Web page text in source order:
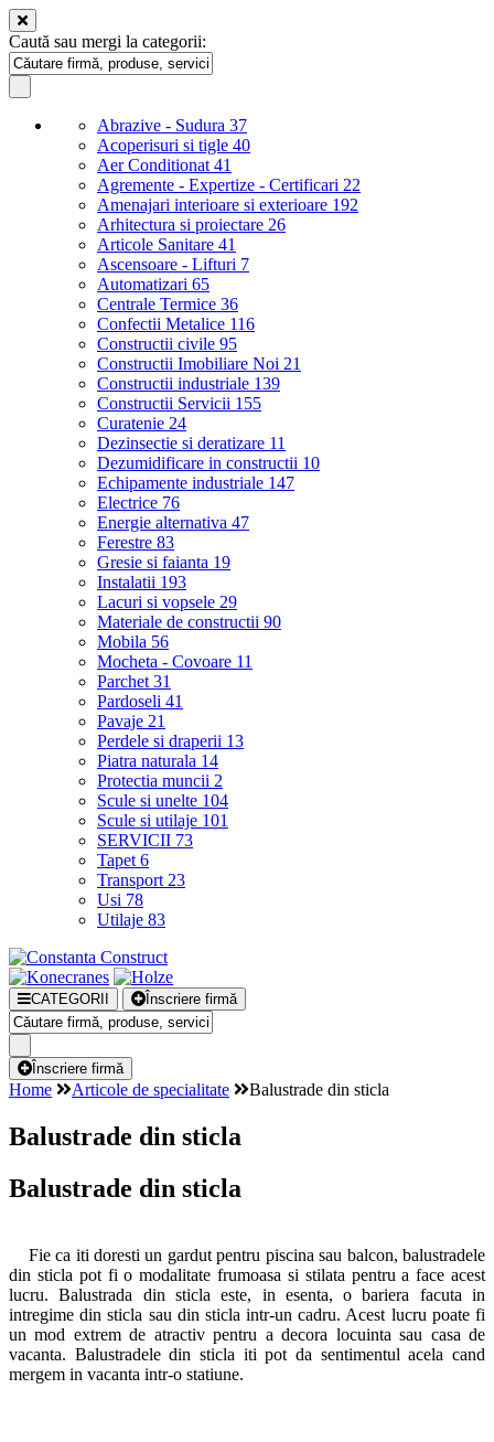
Caută sau mergi la categorii:
Abrazive - Sudura 37
Acoperisuri si tigle 40
Aer Conditionat 41
Agremente - Expertize - Certificari 22
Amenajari interioare si exterioare 192
Arhitectura si proiectare 26
Articole Sanitare 41
Ascensoare - Lifturi 7
Automatizari 65
Centrale Termice 36
Confectii Metalice 116
Constructii civile 95
Constructii Imobiliare Noi 21
Constructii industriale 139
Constructii Servicii 155
Curatenie 24
Dezinsectie si deratizare 11
Dezumidificare in constructii 10
Echipamente industriale 147
Electrice 76
Energie alternativa 47
Ferestre 83
Gresie si faianta 19
Instalatii 193
Lacuri si vopsele 29
Materiale de constructii 90
Mobila 56
Mocheta - Covoare 11
Parchet 31
Pardoseli 41
Pavaje 21
Perdele si draperii 13
Piatra naturala 14
Protectia muncii 2
Scule si unelte 104
Scule si utilaje 101
SERVICII 73
Tapet 6
Transport 23
Usi 78
Utilaje 83
CATEGORII Înscriere firmă
Înscriere firmă
Home Articole de specialitate Balustrade din sticla
Balustrade din sticla
Balustrade din sticla
Fie ca iti doresti un gardut pentru piscina sau balcon, balustradele
din sticla pot fi o modalitate frumoasa si stilata pentru a face acest
lucru. Balustrada din sticla este, in esenta, o bariera facuta in
intregime din sticla sau din sticla intr-un cadru. Acest lucru poate fi
un mod extrem de atractiv pentru a decora locuinta sau casa de
vacanta. Balustradele din sticla iti pot da sentimentul acela cand
mergem in vacanta intr-o statiune.